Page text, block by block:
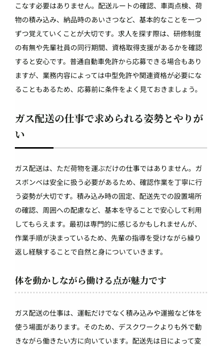
こなす必要はありません。配送ルートの確認、車両点検、荷
物の積み込み、納品時のあいさつなど、基本的なことを一つ
ずつ覚えていくことが大切です。求人を探す際は、研修制度
の有無や先輩社員の同行期間、資格取得支援があるかを確認
すると安心です。普通自動車免許から応募できる場合もあり
ますが、業務内容によっては中型免許や関連資格が必要にな
ることもあるため、応募前に条件をよく見ておきましょう。
ガス配送の仕事で求められる姿勢とやりが
い
ガス配送は、ただ荷物を運ぶだけの仕事ではありません。ガ
スボンベは安全に扱う必要があるため、確認作業を丁寧に行
う姿勢が大切です。積み込み時の固定、配送先での設置場所
の確認、周囲への配慮など、基本を守ることで安心して利用
してもらえます。最初は専門的に感じるかもしれませんが、
作業手順が決まっているため、先輩の指導を受けながら繰り
返し経験することで自然と身についていきます。
体を動かしながら働ける点が魅力です
ガス配送の仕事は、運転だけでなく積み込みや運搬など体を
使う場面があります。そのため、デスクワークよりも外で動
きながら働きたい方に向いています。配送先は日によって変